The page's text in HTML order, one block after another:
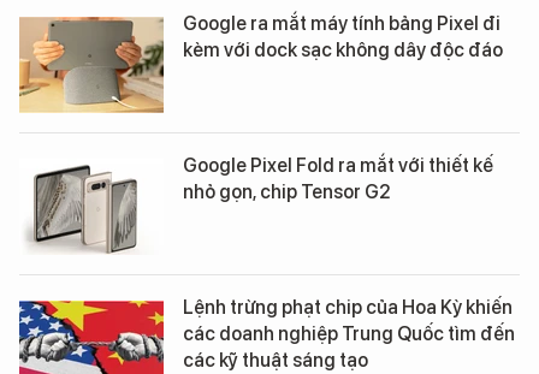
Google ra mắt máy tính bảng Pixel đi
kèm với dock sạc không dây độc đáo
Google Pixel Fold ra mắt với thiết kế
nhỏ gọn, chip Tensor G2
Lệnh trừng phạt chip của Hoa Kỳ khiến
các doanh nghiệp Trung Quốc tìm đến
các kỹ thuật sáng tạo